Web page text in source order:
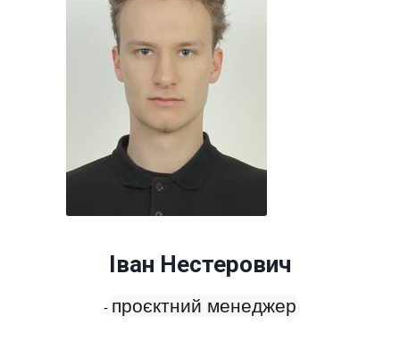
Іван Нестерович
- проєктний менеджер